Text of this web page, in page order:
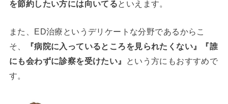
を節約したい方には向いてるといえます。
また、ED治療というデリケートな分野であるからこ
そ、
『病院に入っているところを見られたくない』『誰
にも会わずに診察を受けたい』
という方にもおすすめで
す。